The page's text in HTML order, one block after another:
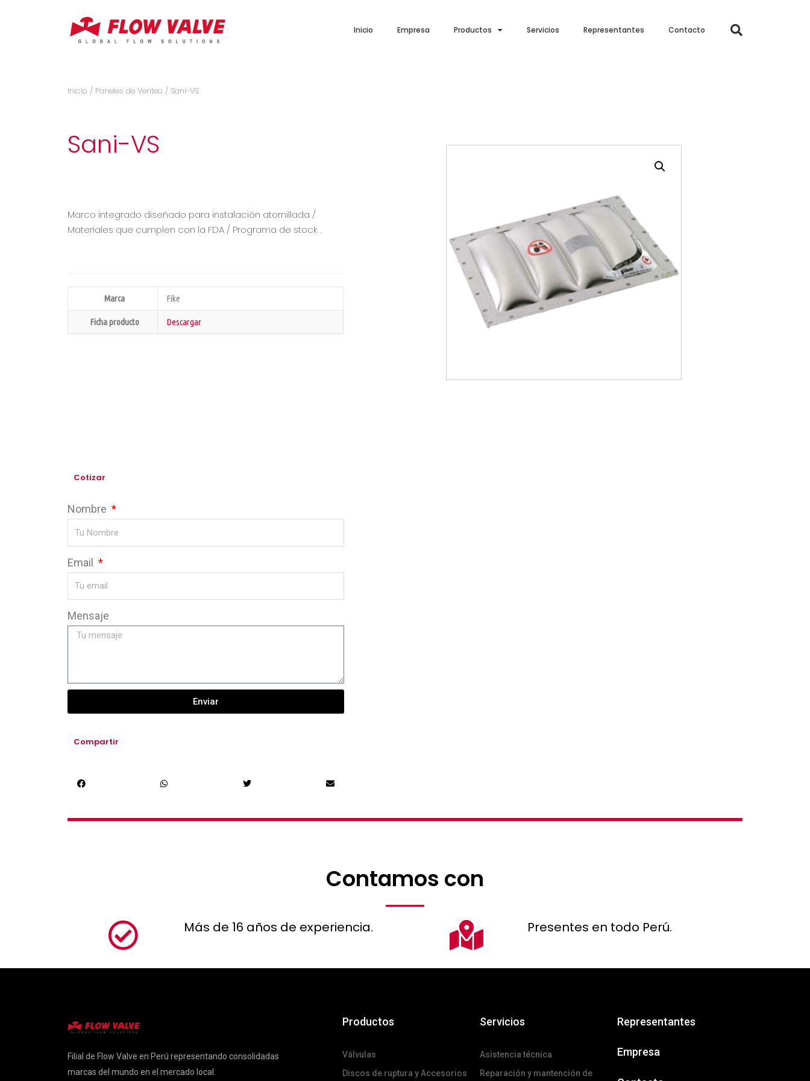
Inicio Empresa Productos Servicios Representantes Contacto
Inicio / Paneles de Venteo / Sani-VS
Sani-VS
Marco integrado diseñado para instalación atornillada /
Materiales que cumplen con la FDA / Programa de stock .
Marca Fike
Ficha producto Descargar
Cotizar
Nombre
Email
Mensaje
Enviar
Compartir
Contamos con
Más de 16 años de experiencia. Presentes en todo Perú.
Filial de Flow Valve en Perú representando consolidadas
marcas del mundo en el mercado local.
Productos
Válvulas
Discos de ruptura y Accesorios
Servicios
Asistencia técnica
Reparación y mantención de
Representantes
Empresa